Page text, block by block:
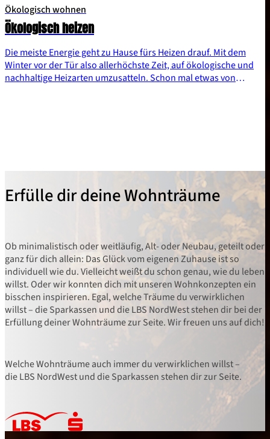
Ökologisch wohnen
Ökologisch heizen
Die meiste Energie geht zu Hause fürs Heizen drauf. Mit dem
Winter vor der Tür also allerhöchste Zeit, auf ökologische und
nachhaltige Heizarten umzusatteln. Schon mal etwas von
Erfülle dir deine Wohnträume
Ob minimalistisch oder weitläufig, Alt- oder Neubau, geteilt oder
ganz für dich allein: Das Glück vom eigenen Zuhause ist so
individuell wie du. Vielleicht weißt du schon genau, wie du leben
willst. Oder wir konnten dich mit unseren Wohnkonzepten ein
bisschen inspirieren. Egal, welche Träume du verwirklichen
willst – die Sparkassen und die LBS NordWest stehen dir bei der
Erfüllung deiner Wohnträume zur Seite. Wir freuen uns auf dich!
Welche Wohnträume auch immer du verwirklichen willst –
die LBS NordWest und die Sparkassen stehen dir zur Seite.